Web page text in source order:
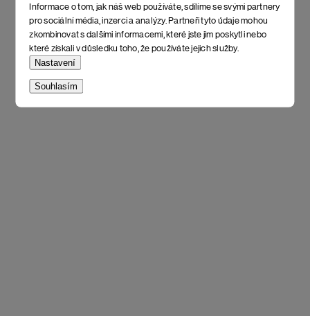
Informace o tom, jak náš web používáte, sdílíme se svými partnery
pro sociální média, inzerci a analýzy. Partneři tyto údaje mohou
zkombinovat s dalšími informacemi, které jste jim poskytli nebo
které získali v důsledku toho, že používáte jejich služby.
Nastavení
Souhlasím